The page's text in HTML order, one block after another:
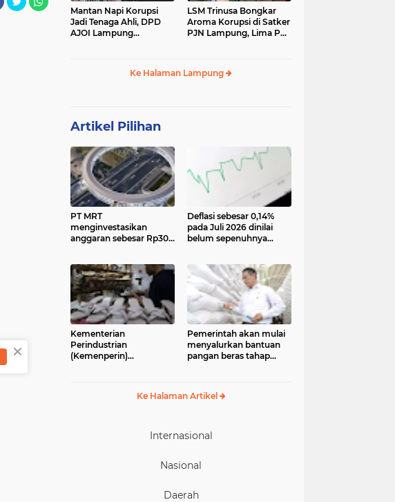
Mantan Napi Korupsi
Jadi Tenaga Ahli, DPD
AJOI Lampung
LSM Trinusa Bongkar
Aroma Korupsi di Satker
PJN Lampung, Lima Pos
Ke Halaman Lampung
Artikel Pilihan
PT MRT
menginvestasikan
anggaran sebesar Rp300
deck Dukuh Atas yang
akan menjadi ikon baru
Deflasi sebesar 0,14%
pada Juli 2026 dinilai
belum sepenuhnya
Pengamat ekonomi
Center of Reform on
Economics (Core)
Indonesia
Kementerian
Perindustrian
(Kemenperin)
pakaian jadi, alas kaki,
dalam memperkuat
Pemerintah akan mulai
menyalurkan bantuan
pangan beras tahap
pangan pemerintah
33.244.408 penerima
Ke Halaman Artikel
Internasional
Nasional
Daerah
×